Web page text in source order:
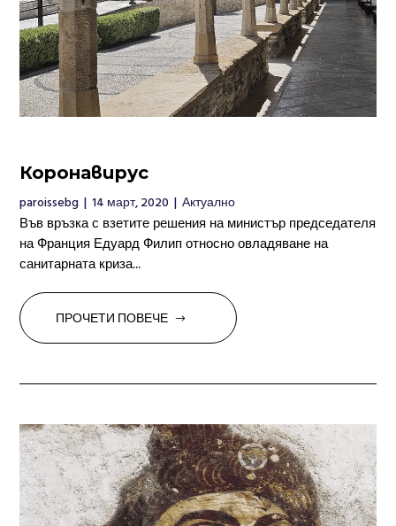
Коронавирус
paroissebg | 14 март, 2020 | Актуално
Във връзка с взетите решения на министър председателя
на Франция Едуард Филип относно овладяване на
санитарната криза...
ПРОЧЕТИ ПОВЕЧЕ